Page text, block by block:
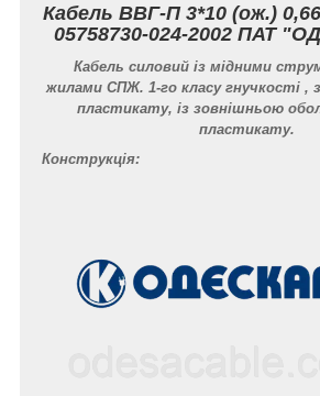
Кабель ВВГ-П 3*10 (ож.)
05758730-024-2002 ПАТ
Кабель силовий із мідними
жилами СПЖ. 1-го класу гнучкості ,
пластикату, із зовнішньою
пластикату.
Конструкція: